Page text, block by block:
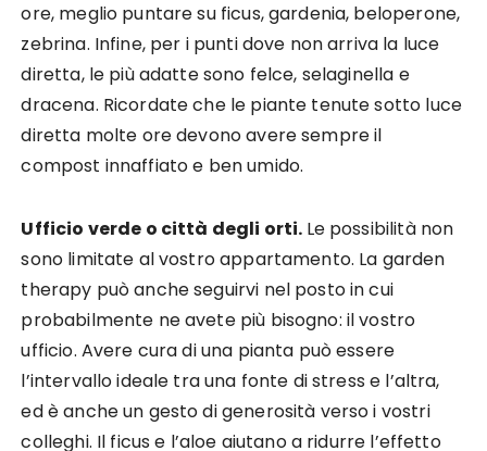
ore, meglio puntare su ficus, gardenia, beloperone,
zebrina. Infine, per i punti dove non arriva la luce
diretta, le più adatte sono felce, selaginella e
dracena. Ricordate che le piante tenute sotto luce
diretta molte ore devono avere sempre il
compost innaffiato e ben umido.
Ufficio verde o città degli orti. Le possibilità non
sono limitate al vostro appartamento. La garden
therapy può anche seguirvi nel posto in cui
probabilmente ne avete più bisogno: il vostro
ufficio. Avere cura di una pianta può essere
l’intervallo ideale tra una fonte di stress e l’altra,
ed è anche un gesto di generosità verso i vostri
colleghi. Il ficus e l’aloe aiutano a ridurre l’effetto